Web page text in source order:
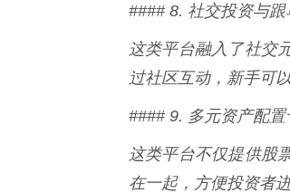
#### 8. 社交投资与
这类平台融入了社交
过社区互动，新手可
#### 9. 多元资产配
这类平台不仅提供股
在一起，方便投资者